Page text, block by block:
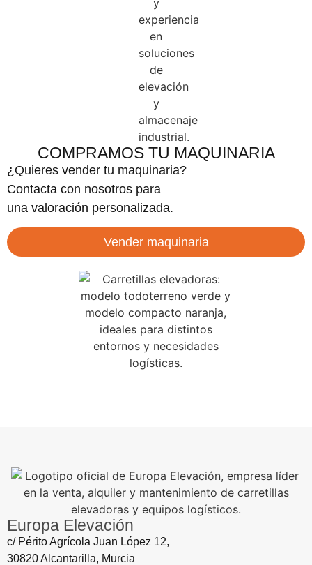
COMPRAMOS TU MAQUINARIA
¿Quieres vender tu maquinaria?
Contacta con nosotros para
una valoración personalizada.
Vender maquinaria
Europa Elevación
c/ Périto Agrícola Juan López 12,
30820 Alcantarilla, Murcia